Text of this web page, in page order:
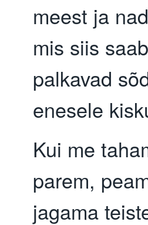
meest ja
mis siis
palkavad
enesele
Kui me
parem,
jagama